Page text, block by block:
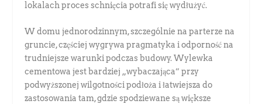
lokalach proces schnięcia potrafi się wydłużyć.
W domu jednorodzinnym, szczególnie na parterze na
gruncie, częściej wygrywa pragmatyka i odporność na
trudniejsze warunki podczas budowy. Wylewka
cementowa jest bardziej „wybaczająca” przy
podwyższonej wilgotności podłoża i łatwiejsza do
zastosowania tam, gdzie spodziewane są większe